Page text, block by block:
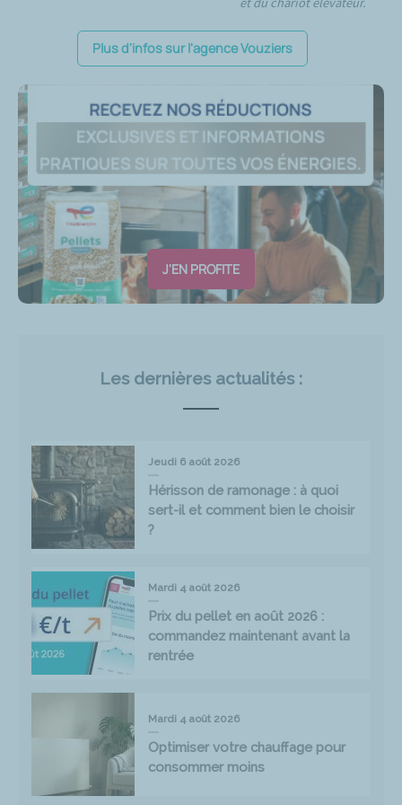
Plus d'infos sur l'agence Vouziers
J'EN PROFITE
Les dernières actualités :
Jeudi 6 août 2026
Hérisson de ramonage : à quoi
sert-il et comment bien le choisir
?
Mardi 4 août 2026
Prix du pellet en août 2026 :
commandez maintenant avant la
rentrée
Mardi 4 août 2026
Optimiser votre chauffage pour
consommer moins